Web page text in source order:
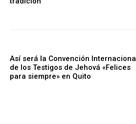
Así será la Convención Internacional
de los Testigos de Jehová «Felices
para siempre» en Quito